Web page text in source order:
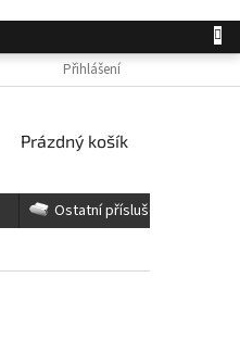
KONTAKTY
Přihlášení
NÁKUPNÍ
Prázdný košík
Ostatní příslušenství